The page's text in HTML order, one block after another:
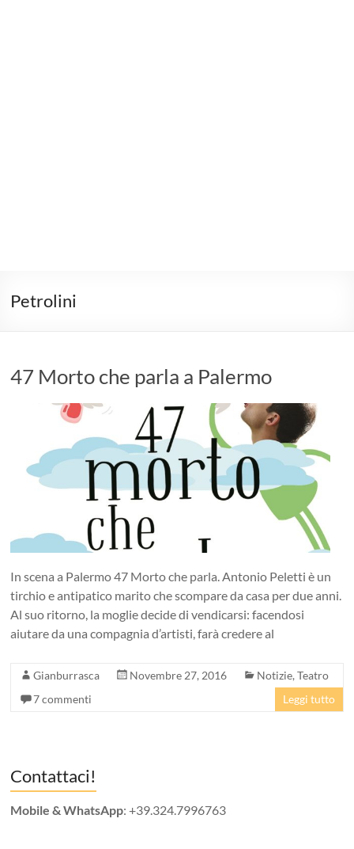
Petrolini
47 Morto che parla a Palermo
In scena a Palermo 47 Morto che parla. Antonio Peletti è un
tirchio e antipatico marito che scompare da casa per due anni.
Al suo ritorno, la moglie decide di vendicarsi: facendosi
aiutare da una compagnia d’artisti, farà credere al
Gianburrasca Novembre 27, 2016 Notizie,Teatro
7 commenti
Leggi tutto
Contattaci!
Mobile & WhatsApp: +39.324.7996763